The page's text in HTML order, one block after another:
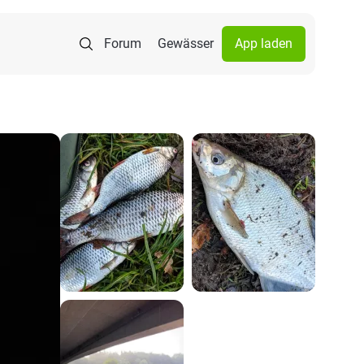
Forum Gewässer App laden